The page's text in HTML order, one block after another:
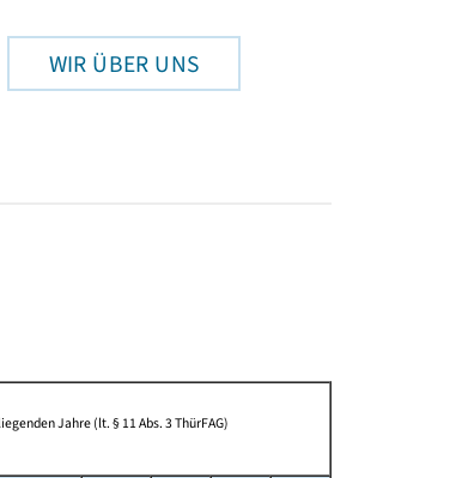
WIR ÜBER UNS
Jahre (lt. § 11 Abs. 3 ThürFAG)